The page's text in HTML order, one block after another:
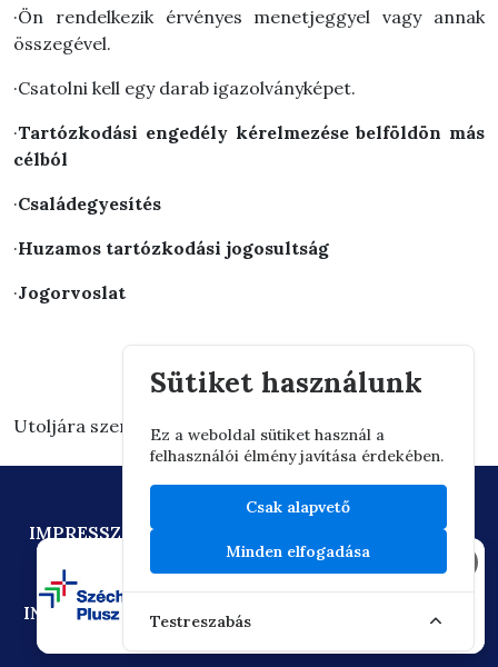
·Ön rendelkezik érvényes menetjeggyel vagy annak
összegével.
·Csatolni kell egy darab igazolványképet.
·Tartózkodási engedély kérelmezése belföldön más
célból
·Családegyesítés
·Huzamos tartózkodási jogosultság
·Jogorvoslat
Utoljára szerkesztve: 2026.03.10. 13:13
IMPRESSZUMADATVÉDELEM
TECHNIKAI AJÁNLÁS
MÁSOLATKÉSZÍTÉSI SZABÁLYZAT
DIGITÁLIS ÁLLAMPOLGÁRSÁG
INFORMÁCIÓÁTADÁSI SZABÁLYZAT
OIF/FACEBOOK
Sütiket használunk
Ez a weboldal sütiket használ a
felhasználói élmény javítása érdekében.
Csak alapvető
Minden elfogadása
Testreszabás